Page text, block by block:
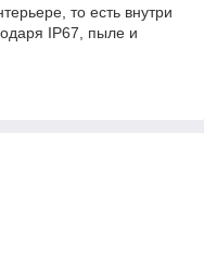
то есть внутри
IP67, пыле и